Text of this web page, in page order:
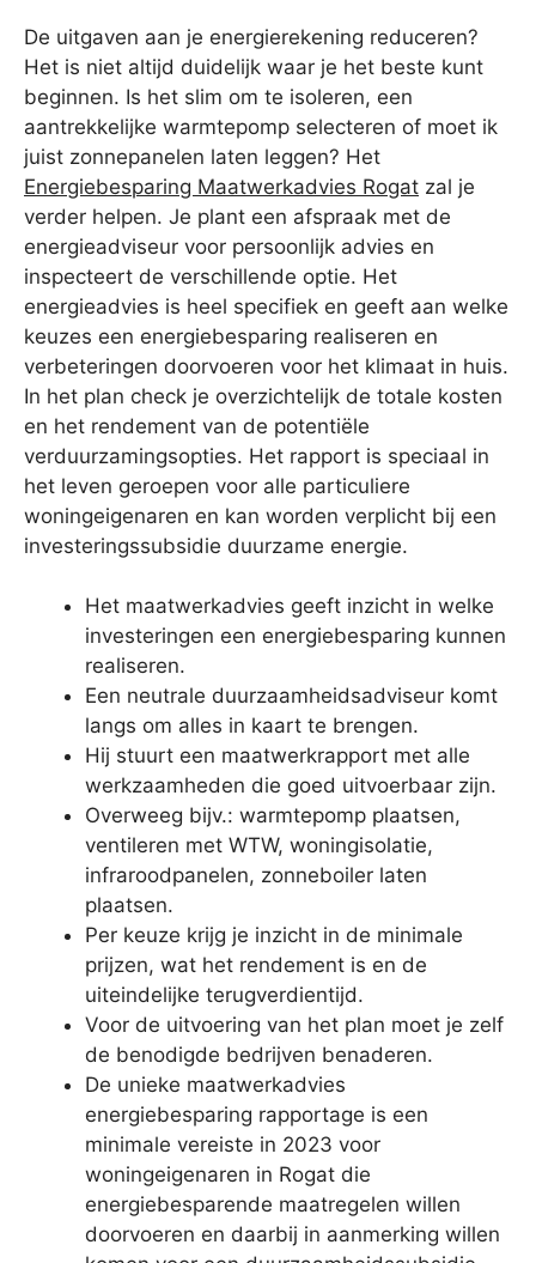
De uitgaven aan je energierekening reduceren?
Het is niet altijd duidelijk waar je het beste kunt
beginnen. Is het slim om te isoleren, een
aantrekkelijke warmtepomp selecteren of moet ik
juist zonnepanelen laten leggen? Het
Energiebesparing Maatwerkadvies Rogat zal je
verder helpen. Je plant een afspraak met de
energieadviseur voor persoonlijk advies en
inspecteert de verschillende optie. Het
energieadvies is heel specifiek en geeft aan welke
keuzes een energiebesparing realiseren en
verbeteringen doorvoeren voor het klimaat in huis.
In het plan check je overzichtelijk de totale kosten
en het rendement van de potentiële
verduurzamingsopties. Het rapport is speciaal in
het leven geroepen voor alle particuliere
woningeigenaren en kan worden verplicht bij een
investeringssubsidie duurzame energie.
Het maatwerkadvies geeft inzicht in welke
investeringen een energiebesparing kunnen
realiseren.
Een neutrale duurzaamheidsadviseur komt
langs om alles in kaart te brengen.
Hij stuurt een maatwerkrapport met alle
werkzaamheden die goed uitvoerbaar zijn.
Overweeg bijv.: warmtepomp plaatsen,
ventileren met WTW, woningisolatie,
infraroodpanelen, zonneboiler laten
plaatsen.
Per keuze krijg je inzicht in de minimale
prijzen, wat het rendement is en de
uiteindelijke terugverdientijd.
Voor de uitvoering van het plan moet je zelf
de benodigde bedrijven benaderen.
De unieke maatwerkadvies
energiebesparing rapportage is een
minimale vereiste in 2023 voor
woningeigenaren in Rogat die
energiebesparende maatregelen willen
doorvoeren en daarbij in aanmerking willen